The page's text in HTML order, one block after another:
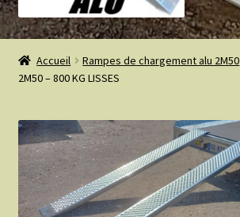
Accueil
A propos
CGV
Contact
Mentions légales
Accueil Rampes de chargement alu 2M50
2M50 – 800 KG LISSES